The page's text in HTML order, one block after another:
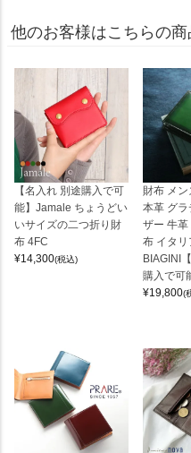
他のお客様はこちらの
【名入れ 別途購入で可
能】Jamale ちょうどい
いサイズの二つ折り財
布 4FC
¥14,300(税込)
財布 メ
本革 グラ
ザー 牛革
布 イタリ
BIAGINI
購入で可
¥19,800(